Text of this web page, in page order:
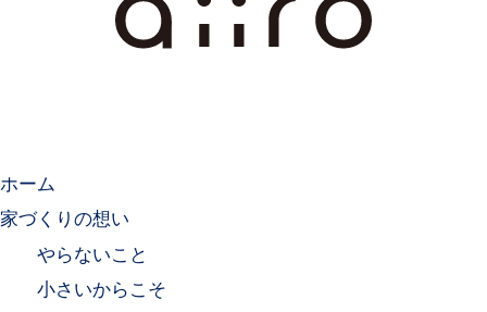
ホーム
家づくりの想い
やらないこと
小さいからこそ